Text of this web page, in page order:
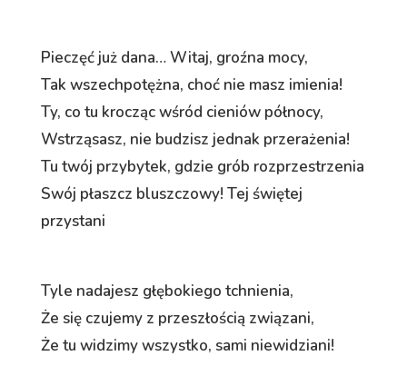
Pieczęć już dana… Witaj, groźna mocy,
Tak wszechpotężna, choć nie masz imienia!
Ty, co tu krocząc wśród cieniów północy,
Wstrząsasz, nie budzisz jednak przerażenia!
Tu twój przybytek, gdzie grób rozprzestrzenia
Swój płaszcz bluszczowy! Tej świętej
przystani
Tyle nadajesz głębokiego tchnienia,
Że się czujemy z przeszłością związani,
Że tu widzimy wszystko, sami niewidziani!